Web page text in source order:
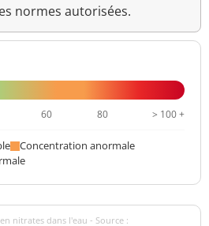
normes autorisées.
60 80 > 100 +
Concentration anormale
nitrates dans l'eau - Source :